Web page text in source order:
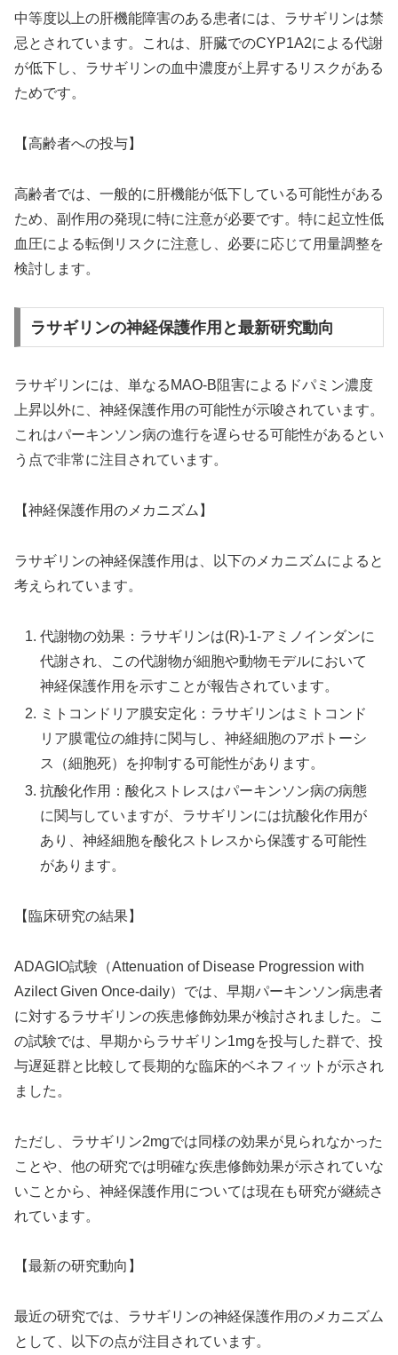
中等度以上の肝機能障害のある患者には、ラサギリンは禁
忌とされています。これは、肝臓でのCYP1A2による代謝
が低下し、ラサギリンの血中濃度が上昇するリスクがある
ためです。
【高齢者への投与】
高齢者では、一般的に肝機能が低下している可能性がある
ため、副作用の発現に特に注意が必要です。特に起立性低
血圧による転倒リスクに注意し、必要に応じて用量調整を
検討します。
ラサギリンの神経保護作用と最新研究動向
ラサギリンには、単なるMAO-B阻害によるドパミン濃度
上昇以外に、神経保護作用の可能性が示唆されています。
これはパーキンソン病の進行を遅らせる可能性があるとい
う点で非常に注目されています。
【神経保護作用のメカニズム】
ラサギリンの神経保護作用は、以下のメカニズムによると
考えられています。
代謝物の効果：ラサギリンは(R)-1-アミノインダンに
代謝され、この代謝物が細胞や動物モデルにおいて
神経保護作用を示すことが報告されています。
ミトコンドリア膜安定化：ラサギリンはミトコンド
リア膜電位の維持に関与し、神経細胞のアポトーシ
ス（細胞死）を抑制する可能性があります。
抗酸化作用：酸化ストレスはパーキンソン病の病態
に関与していますが、ラサギリンには抗酸化作用が
あり、神経細胞を酸化ストレスから保護する可能性
があります。
【臨床研究の結果】
ADAGIO試験（Attenuation of Disease Progression with
Azilect Given Once-daily）では、早期パーキンソン病患者
に対するラサギリンの疾患修飾効果が検討されました。こ
の試験では、早期からラサギリン1mgを投与した群で、投
与遅延群と比較して長期的な臨床的ベネフィットが示され
ました。
ただし、ラサギリン2mgでは同様の効果が見られなかった
ことや、他の研究では明確な疾患修飾効果が示されていな
いことから、神経保護作用については現在も研究が継続さ
れています。
【最新の研究動向】
最近の研究では、ラサギリンの神経保護作用のメカニズム
として、以下の点が注目されています。